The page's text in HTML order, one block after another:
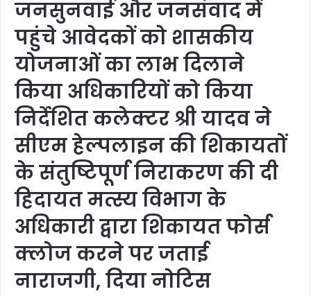
जनसुनवाई और जनसंवाद में
पहुंचे आवेदकों को शासकीय
योजनाओं का लाभ दिलाने
किया अधिकारियों को किया
निर्देशित कलेक्‍टर श्री यादव ने
सीएम हेल्‍पलाइन की शिकायतों
के संतुष्टिपूर्ण निराकरण की दी
हिदायत मत्स्य विभाग के
अधिकारी द्वारा शिकायत फोर्स
क्‍लोज करने पर जताई
नाराजगी, दिया नोटिस